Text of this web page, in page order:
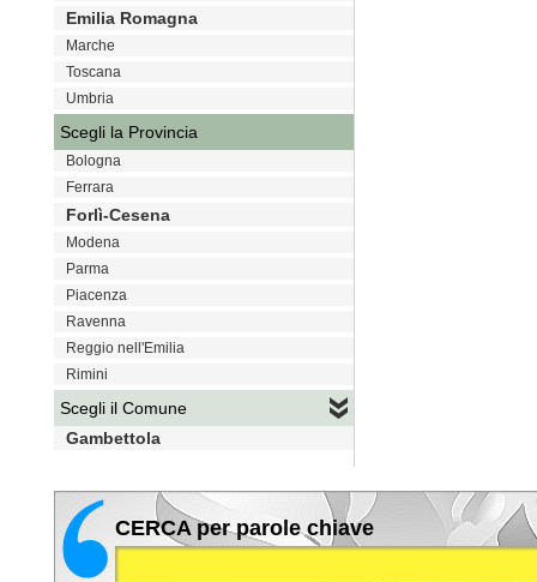
Emilia Romagna
Marche
Toscana
Umbria
Scegli la Provincia
Bologna
Ferrara
Forlì-Cesena
Modena
Parma
Piacenza
Ravenna
Reggio nell'Emilia
Rimini
Scegli il Comune
Gambettola
CERCA per parole chiave